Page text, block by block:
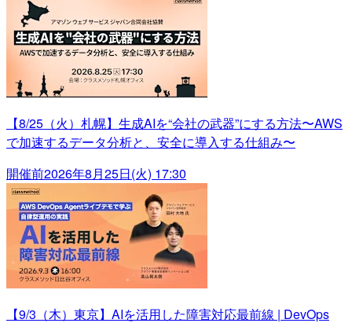
【8/25（火）札幌】生成AIを“会社の武器”にする方法〜AWS
で加速するデータ分析と、安全に導入する仕組み〜
開催前2026年8月25日(火) 17:30
【9/3（木）東京】AIを活用した障害対応最前線 | DevOps